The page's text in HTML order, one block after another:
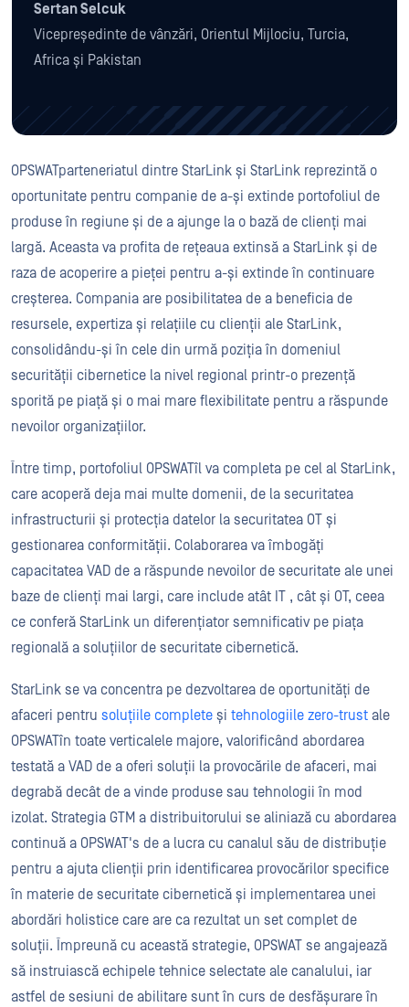
Sertan Selcuk
Vicepreședinte de vânzări, Orientul Mijlociu, Turcia,
Africa și Pakistan
OPSWATparteneriatul dintre StarLink și StarLink reprezintă o
oportunitate pentru companie de a-și extinde portofoliul de
produse în regiune și de a ajunge la o bază de clienți mai
largă. Aceasta va profita de rețeaua extinsă a StarLink și de
raza de acoperire a pieței pentru a-și extinde în continuare
creșterea. Compania are posibilitatea de a beneficia de
resursele, expertiza și relațiile cu clienții ale StarLink,
consolidându-și în cele din urmă poziția în domeniul
securității cibernetice la nivel regional printr-o prezență
sporită pe piață și o mai mare flexibilitate pentru a răspunde
nevoilor organizațiilor.
Între timp, portofoliul OPSWATîl va completa pe cel al StarLink,
care acoperă deja mai multe domenii, de la securitatea
infrastructurii și protecția datelor la securitatea OT și
gestionarea conformității. Colaborarea va îmbogăți
capacitatea VAD de a răspunde nevoilor de securitate ale unei
baze de clienți mai largi, care include atât IT , cât și OT, ceea
ce conferă StarLink un diferențiator semnificativ pe piața
regională a soluțiilor de securitate cibernetică.
StarLink se va concentra pe dezvoltarea de oportunități de
afaceri pentru soluțiile complete și tehnologiile zero-trust ale
OPSWATîn toate verticalele majore, valorificând abordarea
testată a VAD de a oferi soluții la provocările de afaceri, mai
degrabă decât de a vinde produse sau tehnologii în mod
izolat. Strategia GTM a distribuitorului se aliniază cu abordarea
continuă a OPSWAT's de a lucra cu canalul său de distribuție
pentru a ajuta clienții prin identificarea provocărilor specifice
în materie de securitate cibernetică și implementarea unei
abordări holistice care are ca rezultat un set complet de
soluții. Împreună cu această strategie, OPSWAT se angajează
să instruiască echipele tehnice selectate ale canalului, iar
astfel de sesiuni de abilitare sunt în curs de desfășurare în